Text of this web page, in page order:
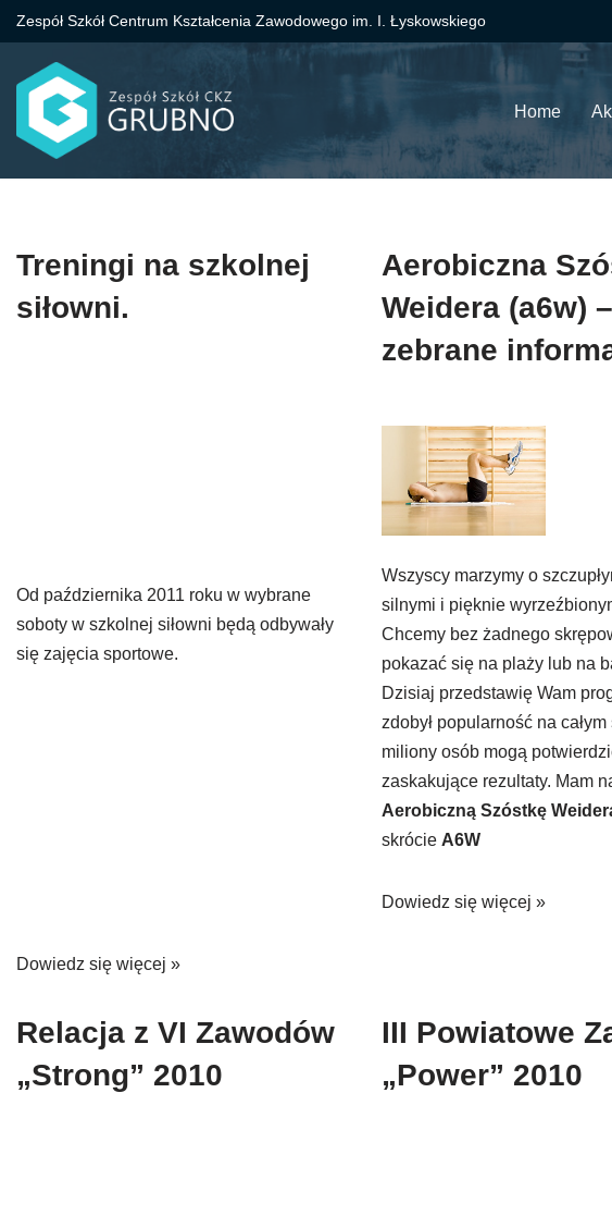
Przejdź
do
treści
Zespół Szkół Centrum Kształcenia Zawodowego im. I. Łyskowskiego
Home
Treningi na szkolnej
siłowni.
Od października 2011 roku w wybrane
soboty w szkolnej siłowni będą odbywały
się zajęcia sportowe.
Dowiedz się więcej »
Aerobiczna
Weidera (a6w) –
zebrane
Wszyscy marzymy o
silnymi i pięknie
Chcemy bez żadnego
pokazać się na plaży lub na
Dzisiaj przedstawię Wam
zdobył popularność na
miliony osób mogą
zaskakujące rezultaty. Mam
Aerobiczną Szóstkę
skrócie A6W
Dowiedz się więcej »
Relacja z VI Zawodów
„Strong” 2010
III Powiatowe
„Power” 2010